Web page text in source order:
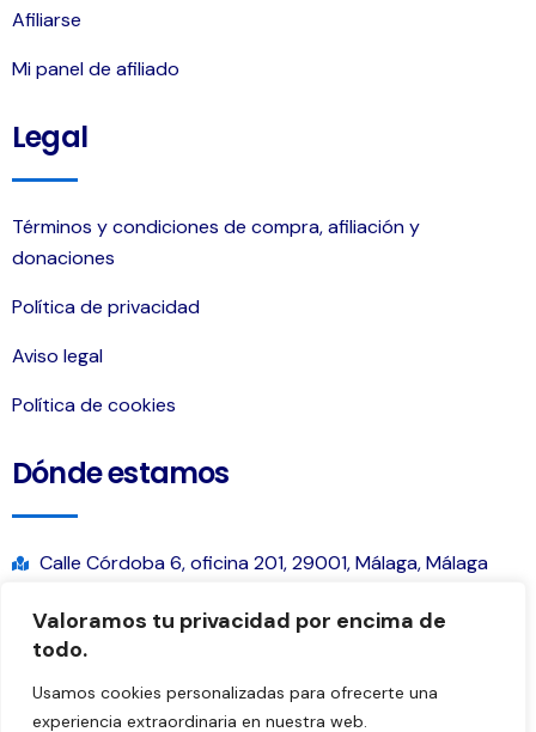
Valoramos tu privacidad por encima de
todo.
Usamos cookies personalizadas para ofrecerte una
experiencia extraordinaria en nuestra web.
Afiliarse
Mi panel de afiliado
Legal
Términos y condiciones de compra, afiliación y
donaciones
Política de privacidad
Aviso legal
Política de cookies
Dónde estamos
Calle Córdoba 6, oficina 201, 29001, Málaga, Málaga
+34 611 484 203